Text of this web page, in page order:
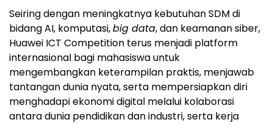
Seiring dengan meningkatnya kebutuhan SDM di
bidang AI, komputasi,big data, dan keamanan siber,
Huawei ICT Competition terus menjadi platform
internasional bagi mahasiswa untuk
mengembangkan keterampilan praktis, menjawab
tantangan dunia nyata, serta mempersiapkan diri
menghadapi ekonomi digital melalui kolaborasi
antara dunia pendidikan dan industri, serta kerja